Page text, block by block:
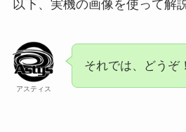
以下、実機の画像を使って解
アスティス
それでは、どうぞ！